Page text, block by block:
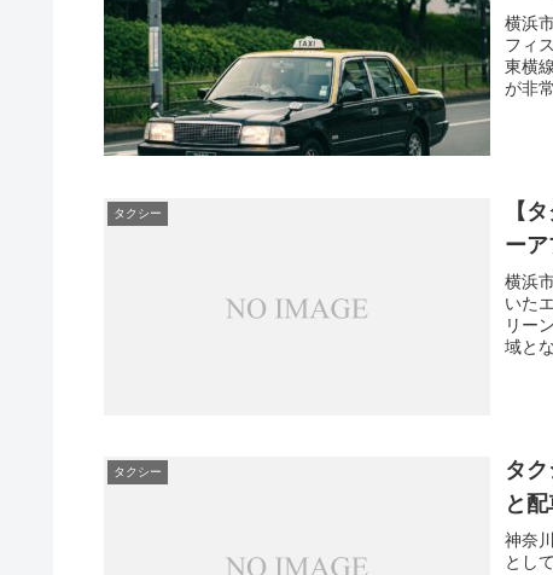
横浜
フィ
東横
が非
タクシー
【
ー
横浜
いた
リー
域と
タクシー
タ
と
神奈
とし